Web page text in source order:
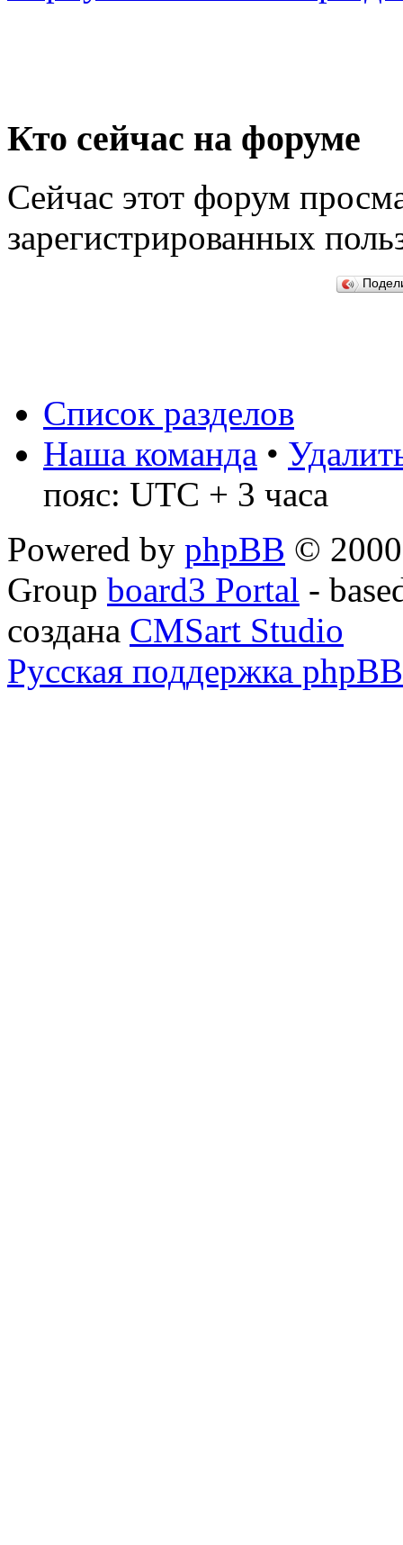
Кто сейчас на форуме
Сейчас этот форум
зарегистрированных
Список разделов
Наша команда •
пояс: UTC + 3 часа
Powered by phpBB ©
Group board3 Portal -
создана CMSart Studio
Русская поддержка phpBB